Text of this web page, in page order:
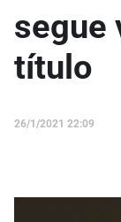
segue
título
26/1/2021 22:09